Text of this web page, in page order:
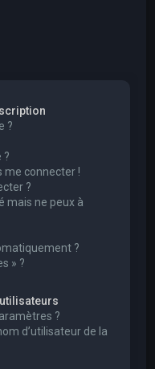
?
?
me connecter !
?
mais ne peux à
?
» ?
?
d’utilisateur de la